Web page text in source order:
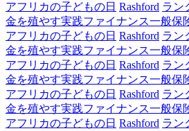
アフリカの子どもの日 Rashford ラン
金を殖やす実践ファイナンス一般保
アフリカの子どもの日 Rashford ラン
金を殖やす実践ファイナンス一般保
アフリカの子どもの日 Rashford ラン
金を殖やす実践ファイナンス一般保
アフリカの子どもの日 Rashford ラン
金を殖やす実践ファイナンス一般保
アフリカの子どもの日 Rashford ラン